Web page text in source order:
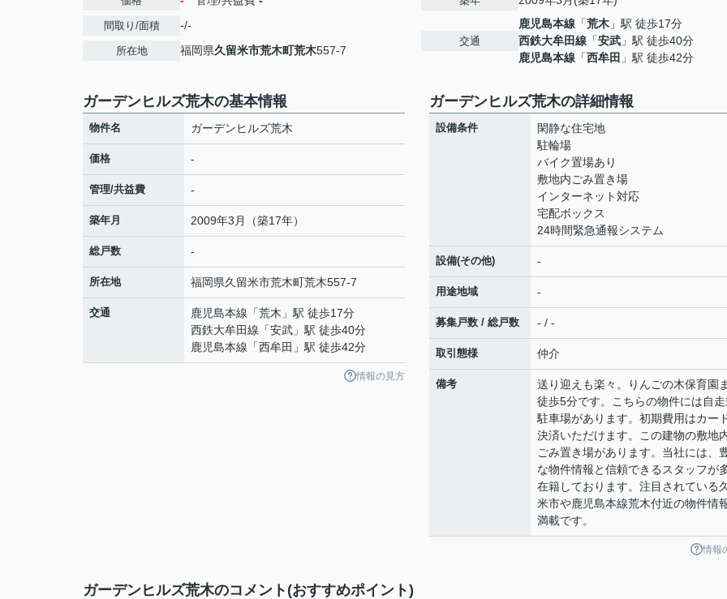
間取り/面積 -/-
所在地 福岡県久留米市荒木町荒木557-7
交通
鹿児島本線 「荒木 」駅 徒歩17分
西鉄大牟田線 「安武 」駅 徒歩40分
鹿児島本線 「西牟田 」駅 徒歩42分
ガーデンヒルズ荒木の基本情報
物件名 ガーデンヒルズ荒木
価格 -
管理/共益費 -
築年月 2009年3月（築17年）
総戸数 -
所在地 福岡県久留米市荒木町荒木557-7
交通 鹿児島本線 「荒木 」駅 徒歩17分
西鉄大牟田線 「安武 」駅 徒歩40分
鹿児島本線 「西牟田 」駅 徒歩42分
情報の見方
ガーデンヒルズ荒木の詳細情報
設備条件
閑静な住宅地
駐輪場
バイク置場あり
敷地内ごみ置き場
インターネット対応
宅配ボックス
24時間緊急通報システム
設備(その他) -
用途地域 -
募集戸数 / 総戸数 - / -
取引態様 仲介
備考
送り迎えも楽々。りんごの木保育園
徒歩5分です。こちらの物件には自
駐車場があります。初期費用はカー
決済いただけます。この建物の敷地
ごみ置き場があります。当社には、
な物件情報と信頼できるスタッフが
在籍しております。注目されている
米市や鹿児島本線荒木付近の物件情
満載です。
情報
ガーデンヒルズ荒木のコメント(おすすめポイント)